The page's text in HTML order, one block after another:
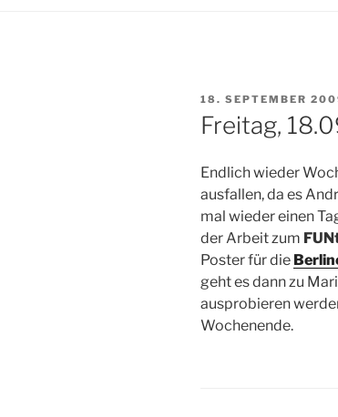
VERÖFFENTLICHT
AM
18. SEPTEMBER
Freitag,
Endlich wieder
ausfallen, da es
mal wieder einen
der Arbeit zum
Poster für die
geht es dann zu
ausprobieren
Wochenende.